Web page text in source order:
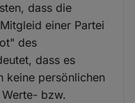
dass die
einer Partei
des
dass es
keine persönlichen
bzw.